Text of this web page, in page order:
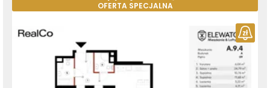
OFERTA SPECJALNA